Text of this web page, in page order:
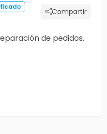
Compartir
de pedidos.